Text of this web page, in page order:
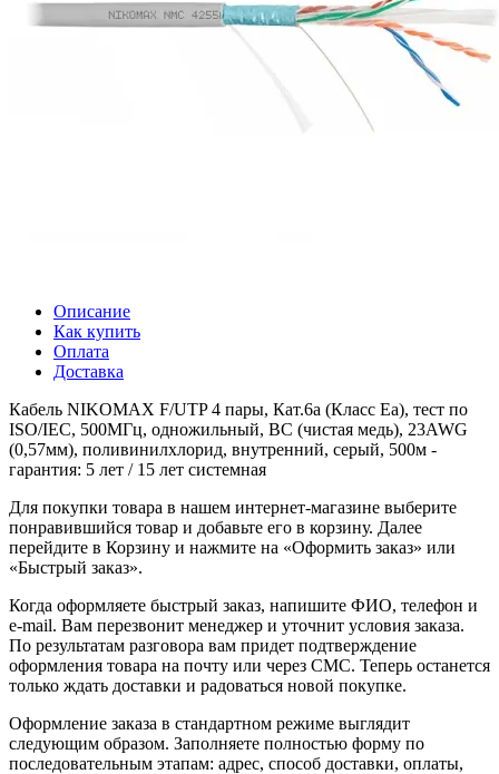
Описание
Как купить
Оплата
Доставка
Кабель NIKOMAX F/UTP 4 пары, Кат.6a (Класс Eа), тест по
ISO/IEC, 500МГц, одножильный, BC (чистая медь), 23AWG
(0,57мм), поливинилхлорид, внутренний, серый, 500м -
гарантия: 5 лет / 15 лет системная
Для покупки товара в нашем интернет-магазине выберите
понравившийся товар и добавьте его в корзину. Далее
перейдите в Корзину и нажмите на «Оформить заказ» или
«Быстрый заказ».
Когда оформляете быстрый заказ, напишите ФИО, телефон и
e-mail. Вам перезвонит менеджер и уточнит условия заказа.
По результатам разговора вам придет подтверждение
оформления товара на почту или через СМС. Теперь останется
только ждать доставки и радоваться новой покупке.
Оформление заказа в стандартном режиме выглядит
следующим образом. Заполняете полностью форму по
последовательным этапам: адрес, способ доставки, оплаты,